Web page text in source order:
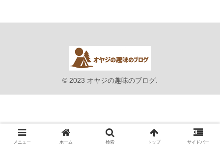
© 2023 オヤジの趣味のブログ.
メニュー ホーム 検索 トップ サイドバー